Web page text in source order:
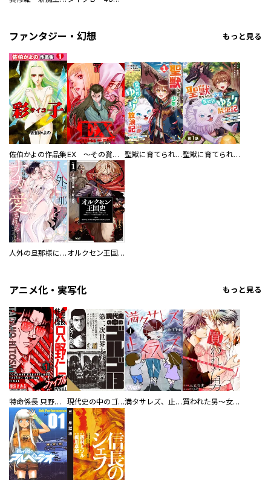
ファンタジー・幻想 もっと見る
佐伯かよの作品集 EX ～その賞金稼ぎは、世界の出口を探す～【単行本版】 聖獣に育てられた少年の異世界ゆるり放浪記～神様からもらったチート魔法で、仲間たちとスローライフを満喫中～ 聖獣に育てられた少年の異世界ゆるり放浪記～神様からもらったチート魔法で、仲間たちとスローライフを満喫中～【分冊版】
人外の旦那様に娶られ毎晩ナカまで愛される…。アンソロジー オルクセン王国史
アニメ化・実写化 もっと見る
特命係長 只野仁ファイナル 愛蔵版 現代史の中のゴルゴ13 満タサレズ、止メラレズ 買われた男～女性限定快感セラピスト～【描き下ろしおまけ付き特装版】